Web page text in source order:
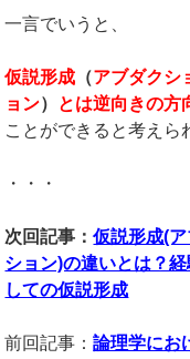
一言でいうと、
仮説形成 （アブダクシ
ョン） とは逆向きの方
ことができると考えら
・・・
次回記事：仮説形成(
ション)の違いとは？
しての仮説形成
前回記事：論理学にお